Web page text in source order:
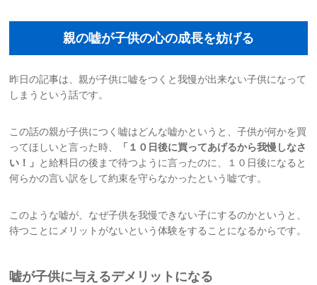
ハラスメント対策資格
会社概要
カウンセリング予約
お問い合わせ
親の嘘が子供の心の成長を妨げる
昨日の記事は、親が子供に嘘をつくと我慢が出来ない子供になって
しまうという話です。
この話の親が子供につく嘘はどんな嘘かというと、子供が何かを買
ってほしいと言った時、
「１０日後に買ってあげるから我慢しなさ
い！」 と給料日の後まで待つように言ったのに、１０日後になると
何らかの言い訳をして約束を守らなかったという嘘です。
このような嘘が、なぜ子供を我慢できない子にするのかというと、
待つことにメリットがないという体験をすることになるからです。
嘘が子供に与えるデメリットになる